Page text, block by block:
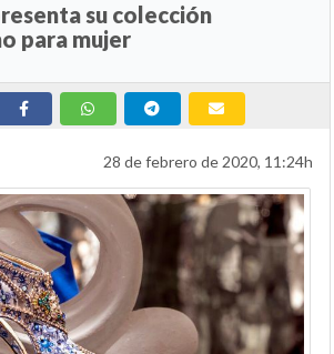
su colección
para mujer
28 de febrero de 2020, 11:24h